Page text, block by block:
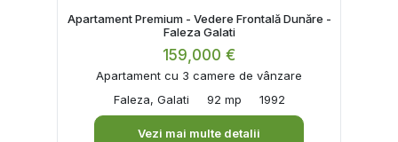
Apartament Premium - Vedere Frontală Dunăre -
Faleza Galati
159,000 €
Apartament cu 3 camere de vânzare
Faleza, Galati
92 mp 1992
Vezi mai multe detalii